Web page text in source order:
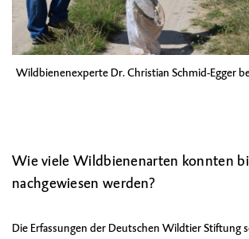
Wildbienenexperte Dr. Christian Schmid-Egger
Wie viele Wildbienenarten konnten
nachgewiesen werden?
Die Erfassungen der Deutschen Wildtier Stiftung